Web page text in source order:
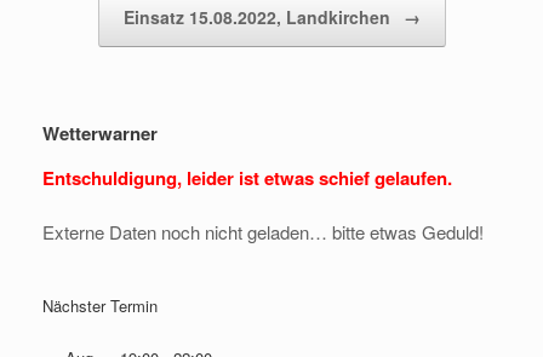
Einsatz 15.08.2022, Landkirchen →
Wetterwarner
Entschuldigung, leider ist etwas schief gelaufen.
Externe Daten noch nicht geladen… bitte etwas Geduld!
Nächster Termin